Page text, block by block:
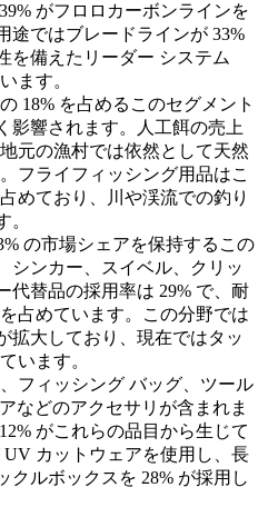
がフロロカーボンラインを
途ではブレードラインが 33%
を備えたリーダー システム
ます。
18% を占めるこのセグメント
影響されます。人工餌の売上
元の漁村では依然として天然
フライフィッシング用品はこ
めており、川や渓流での釣り
。
の市場シェアを保持するこの
シンカー、スイベル、クリッ
代替品の採用率は 29% で、耐
占めています。この分野では
拡大しており、現在ではタッ
います。
フィッシング バッグ、ツール
などのアクセサリが含まれま
がこれらの品目から生じて
UV カットウェアを使用し、長
クルボックスを 28% が採用し